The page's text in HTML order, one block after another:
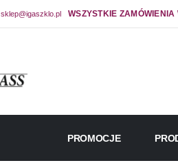
sklep@igaszklo.pl WSZYSTKIE
PROMOCJE